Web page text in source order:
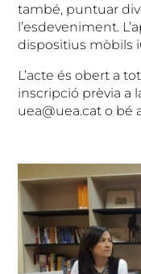
també, puntuar
l’esdeveniment.
dispositius mòbils
L’acte és obert a
inscripció prèvia a
uea@uea.cat o bé